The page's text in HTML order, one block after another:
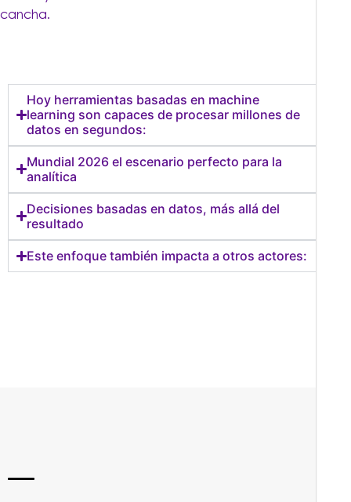
cancha.
Hoy herramientas basadas en machine
learning son capaces de procesar millones de
datos en segundos:
Mundial 2026 el escenario perfecto para la
analítica
Decisiones basadas en datos, más allá del
resultado
Este enfoque también impacta a otros actores: